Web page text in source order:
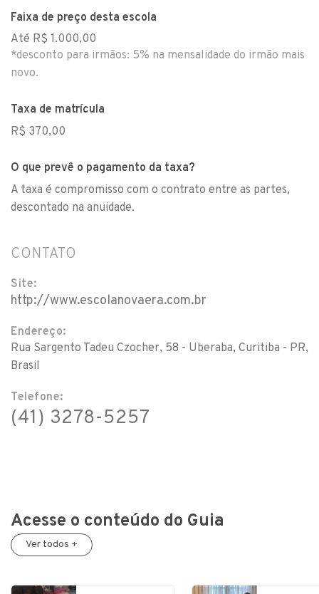
Faixa de preço desta escola
Até R$ 1.000,00
*desconto para irmãos: 5% na mensalidade do irmão mais
novo.
Taxa de matrícula
R$ 370,00
O que prevê o pagamento da taxa?
A taxa é compromisso com o contrato entre as partes,
descontado na anuidade.
CONTATO
Site:
http://www.escolanovaera.com.br
Endereço:
Rua Sargento Tadeu Czocher, 58 - Uberaba, Curitiba - PR,
Brasil
Telefone:
(41) 3278-5257
Acesse o conteúdo do Guia
Ver todos +